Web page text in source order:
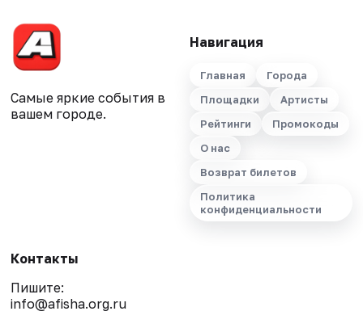
Самые яркие события в
вашем городе.
Навигация
Главная
Города
Площадки
Артисты
Рейтинги
Промокоды
О нас
Возврат билетов
Политика
конфиденциальности
Контакты
Пишите:
info@afisha.org.ru